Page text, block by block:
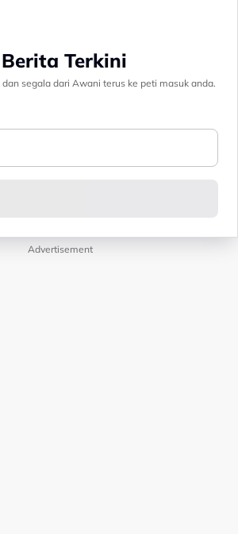
Terkini
segala dari Awani terus ke peti masuk anda.
Advertisement